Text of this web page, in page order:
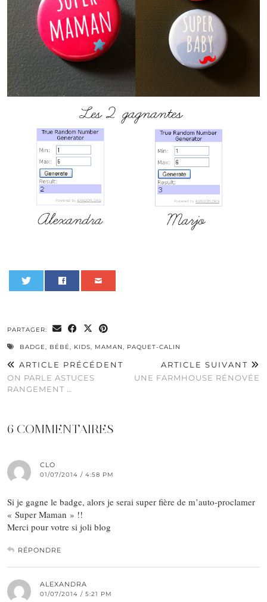
PARTAGER:
BADGE, BÉBÉ, KIDS, MAMAN, PAQUET-CALIN
ARTICLE PRÉCÉDENT
ON PARLE ASTUCES
RANGEMENT …
ARTICLE SUIVANT
UNE FARMHOUSE RÉNOVÉE
6 COMMENTAIRES
CLO
01/07/2014 / 4:58 PM
Si je gagne le badge, alors je serai super fière de m’auto-proclamer
« Super Maman » !!
Merci pour votre si joli blog
RÉPONDRE
ALEXANDRA
01/07/2014 / 5:21 PM